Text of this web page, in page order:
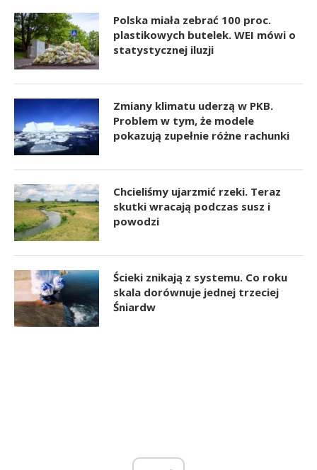
Polska miała zebrać 100 proc.
plastikowych butelek. WEI mówi o
statystycznej iluzji
Zmiany klimatu uderzą w PKB.
Problem w tym, że modele
pokazują zupełnie różne rachunki
Chcieliśmy ujarzmić rzeki. Teraz
skutki wracają podczas susz i
powodzi
Ścieki znikają z systemu. Co roku
skala dorównuje jednej trzeciej
Śniardw